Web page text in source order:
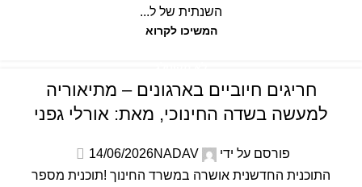
השנתית של ל...
המשיכו לקרוא
חריגים חיוביים בארגונים – מתיאוריה
למעשה בשדה החינוכי, מאת: אורלי גפני
פורסם על ידי NADAV
14/06/2026
התוכנית החדשנית אושרה במשרד החינוך !תוכנית מספר